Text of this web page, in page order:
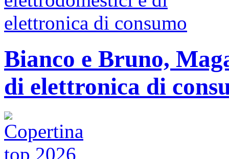
Bianco e Bruno,
di elettronica di